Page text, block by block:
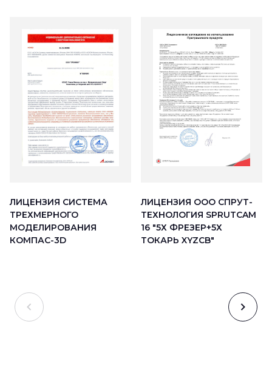
ЛИЦЕНЗИЯ СИСТЕМА
ТРЕХМЕРНОГО
МОДЕЛИРОВАНИЯ
КОМПАС-3D
ЛИЦЕНЗИЯ ООО СПРУТ-
ТЕХНОЛОГИЯ SPRUTCAM
16 "5Х ФРЕЗЕР+5Х
ТОКАРЬ XYZCB"